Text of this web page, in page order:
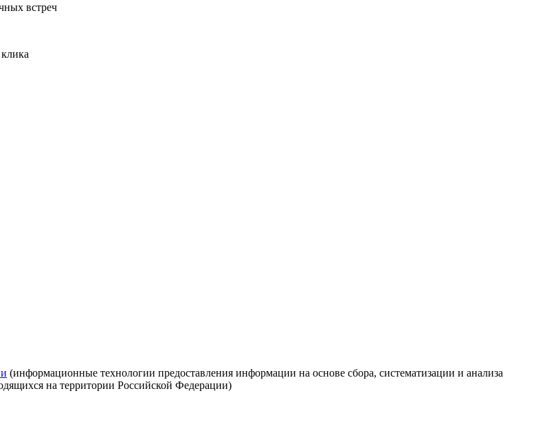
встреч
(информационные технологии предоставления информации на основе сбора, систематизации и анализа
на территории Российской Федерации)